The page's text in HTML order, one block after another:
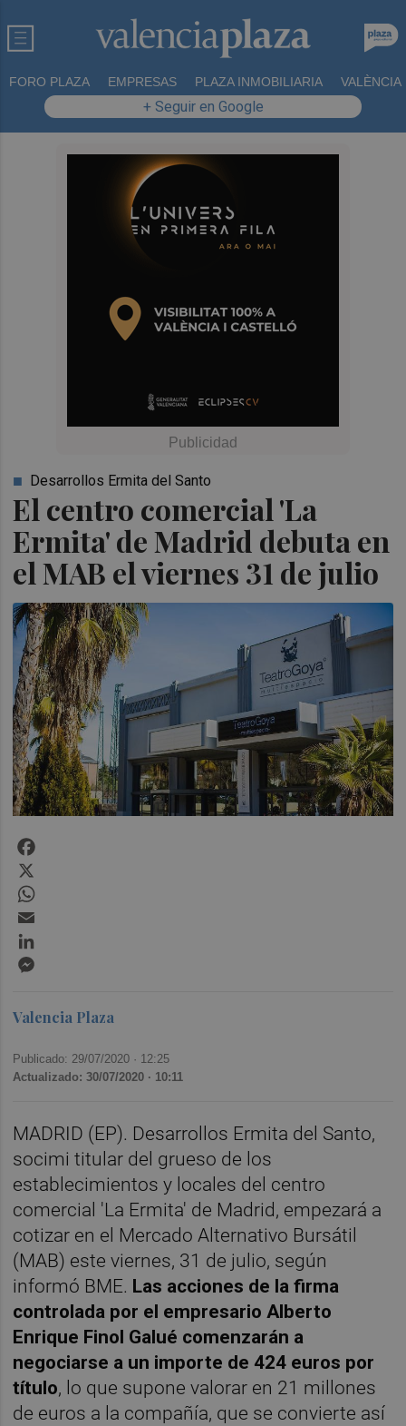
FORO PLAZA EMPRESAS PLAZA INMOBILIARIA VALÈNCIA
+ Seguir en Google
El centro comercial 'La
Ermita' de Madrid debuta en
el MAB el viernes 31 de julio
Desarrollos Ermita del Santo
Valencia Plaza
Publicado: 29/07/2020 · 12:25
Actualizado: 30/07/2020 · 10:11
MADRID (EP). Desarrollos Ermita del Santo,
socimi titular del grueso de los
establecimientos y locales del centro
comercial 'La Ermita' de Madrid, empezará a
cotizar en el Mercado Alternativo Bursátil
(MAB) este viernes, 31 de julio, según
informó BME. Las acciones de la firma
controlada por el empresario Alberto
Enrique Finol Galué comenzarán a
negociarse a un importe de 424 euros por
título, lo que supone valorar en 21 millones
de euros a la compañía, que se convierte así